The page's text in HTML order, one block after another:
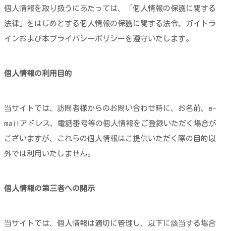
個人情報を取り扱うにあたっては、「個人情報の保護に関する
法律」をはじめとする個人情報の保護に関する法令、ガイドラ
インおよび本プライバシーポリシーを遵守いたします。
個人情報の利用目的
当サイトでは、訪問者様からのお問い合わせ時に、お名前、e-
mailアドレス、電話番号等の個人情報をご登録いただく場合が
ございますが、これらの個人情報はご提供いただく際の目的以
外では利用いたしません。
個人情報の第三者への開示
当サイトでは、個人情報は適切に管理し、以下に該当する場合